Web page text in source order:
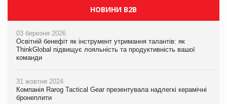
НОВИНИ B2B
03 березня 2026
Освітній бенефіт як інструмент утримання талантів: як
ThinkGlobal підвищує лояльність та продуктивність вашої
команди
31 жовтня 2024
Компанія Rarog Tactical Gear презентувала надлегкі керамічні
бронеплити